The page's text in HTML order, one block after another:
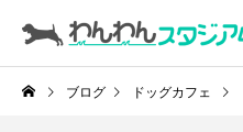
CATEGORY
ドッグラン
ブログ ドッグカフェ